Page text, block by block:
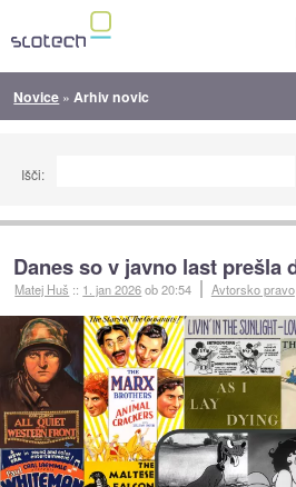
Novice » Arhiv novic
Išči:
Danes so v javno last prešla
Matej Huš :: 1. jan 2026ob 20:54 Avtorsko pravo